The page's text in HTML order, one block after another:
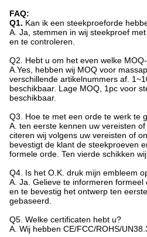
FAQ:
Q1. Kan ik een steekproeforde
A. Ja, stemmen in wij steekproef
en te controleren.
Q2. Hebt u om het even welke
A.Yes, hebben wij MOQ voor
verschillende artikelnummers af.
beschikbaar. Lage MOQ, 1pc voor
beschikbaar.
Q3. Hoe te met een orde te werk te
A. ten eerste kennen uw vereisten of
citeren wij volgens uw vereisten of
bevestigt de klant de steekproeven
formele orde. Ten vierde schikken
Q4. Is het O.K. druk mijn embleem
A. Ja. Gelieve te informeren
en te bevestig het ontwerp ten
gebaseerd.
Q5. Welke certificaten hebt u?
A. Wij hebben CE/FCC/ROHS/